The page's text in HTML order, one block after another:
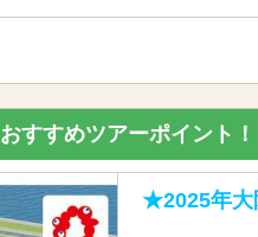
おすすめツアーポイント！
★2025年大